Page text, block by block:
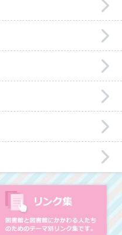
ション募集中 図